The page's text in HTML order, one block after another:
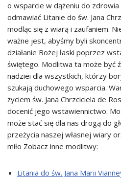
o wsparcie w dążeniu do zdrowia
odmawiać Litanie do św. Jana
modląc się z wiarą i zaufaniem.
ważne jest, abyśmy byli
działanie Bożej łaski poprzez
świętego. Modlitwa ta może być
nadziei dla wszystkich, którzy
szukają duchowego wsparcia.
życiem św. Jana Chrzciciela de
docenić jego wstawiennictwo.
może stać się dla nas drogą do
przeżycia naszej własnej wiary
miło Zobacz inne modlitwy:
Litania do św. Jana Marii